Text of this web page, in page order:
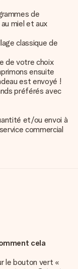
de
miel et aux
classique de
de votre choix
ensuite
est envoyé !
préférés avec
et/ou envoi à
commercial
cela
le bouton vert «